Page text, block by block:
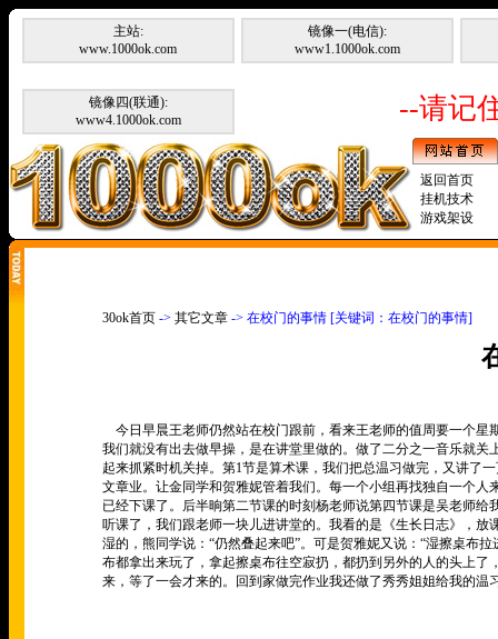
主站:
www.1000ok.com
镜像一(电信):
www1.1000ok.com
镜像四(联通):
www4.1000ok.com
--请记
返回首页
挂机技术
游戏架设
30ok首页 -> 其它文章 -> 在校门的事情 [关键词：在校门的事情]
今日早晨王老师仍然站在校门跟前，看来王老师的值周要一个星
我们就没有出去做早操，是在讲堂里做的。做了二分之一音乐就
起来抓紧时机关掉。第1节是算术课，我们把总温习做完，又讲了
文章业。让金同学和贺雅妮管着我们。每一个小组再找独自一个
已经下课了。后半晌第二节课的时刻杨老师说第四节课是吴老师
听课了，我们跟老师一块儿进讲堂的。我看的是《生长日志》，
湿的，熊同学说：“仍然叠起来吧”。可是贺雅妮又说：“湿擦桌布
布都拿出来玩了，拿起擦桌布往空寂扔，都扔到另外的人的头上
来，等了一会才来的。回到家做完作业我还做了秀秀姐姐给我的温